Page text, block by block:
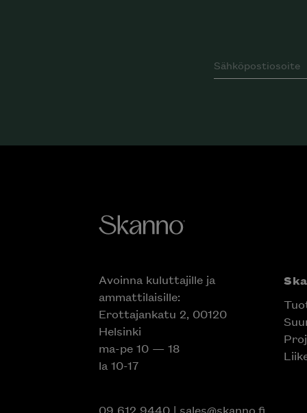
Avoinna kuluttajille ja
ammattilaisille:
Erottajankatu 2, 00120
Helsinki
ma-pe 10 — 18
la 10-17
09 612 9440|